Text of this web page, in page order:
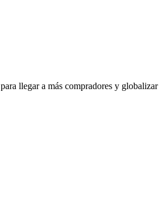
para llegar a más compradores y